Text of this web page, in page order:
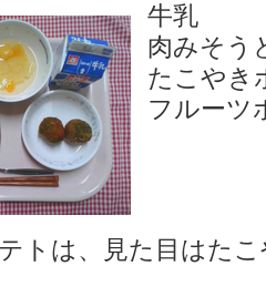
牛乳
肉みそう
たこやき
フルーツ
トは、見た目はた